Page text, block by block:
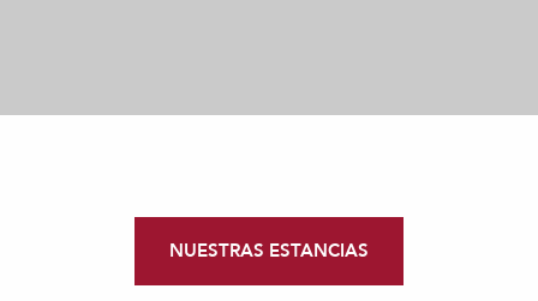
NUESTRAS ESTANCIAS